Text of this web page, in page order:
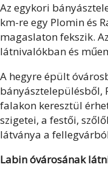
Az egykori
km-re egy Plomin és
magaslaton fekszik.
látnivalókban és
A hegyre épült
bányásztelepülésből,
falakon keresztül
szigetei, a festői,
látványa a
Labin óvárosának